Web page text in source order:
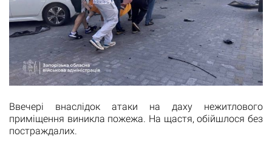
Ввечері внаслідок атаки на даху нежитлового
приміщення виникла пожежа. На щастя, обійшлося без
постраждалих.